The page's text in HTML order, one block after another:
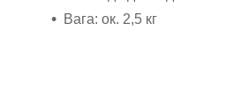
Вага: ок. 2,5 кг